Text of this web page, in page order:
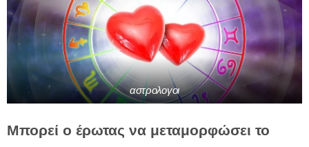
αστρολογοι
Μπορεί ο έρωτας να μεταμορφώσει το